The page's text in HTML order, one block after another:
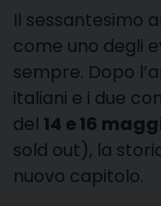
Il sessantesimo
come uno degli
sempre. Dopo
italiani e i due
del 14 e 16
sold out), la
nuovo capitolo.